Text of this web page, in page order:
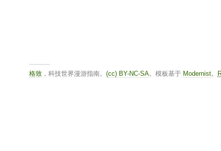
格致，科技世界漫游指南。 (cc) BY-NC-SA。模板基于 Modernist。